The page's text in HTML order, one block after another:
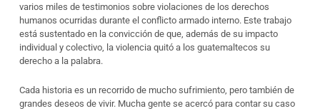
varios miles de testimonios sobre violaciones de los derechos
humanos ocurridas durante el conflicto armado interno. Este trabajo
está sustentado en la convicción de que, además de su impacto
individual y colectivo, la violencia quitó a los guatemaltecos su
derecho a la palabra.
Cada historia es un recorrido de mucho sufrimiento, pero también de
grandes deseos de vivir. Mucha gente se acercó para contar su caso